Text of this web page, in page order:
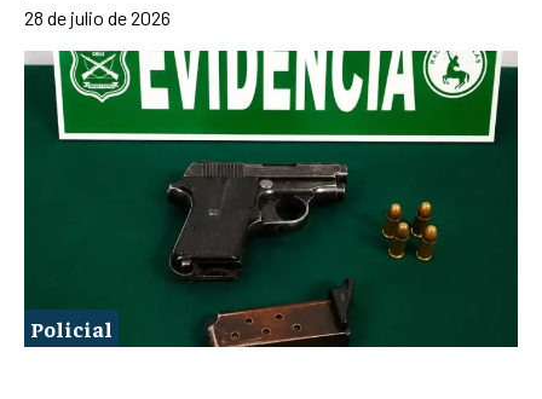
28 de julio de 2026
Policial